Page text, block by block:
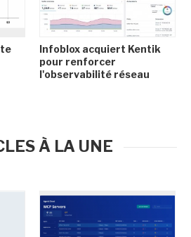
Infoblox acquiert Kentik
pour renforcer
l'observabilité réseau
À LA UNE